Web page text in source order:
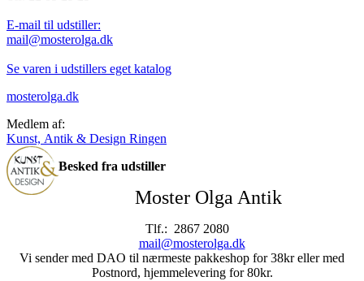
E-mail til udstiller:
mail@mosterolga.dk
Se varen i udstillers eget katalog
mosterolga.dk
Medlem af:
Kunst, Antik & Design Ringen
Besked fra udstiller
Moster Olga Antik
Tlf.: 2867 2080
mail@mosterolga.dk
Vi sender med DAO til nærmeste pakkeshop for 38kr eller med
Postnord, hjemmelevering for 80kr.